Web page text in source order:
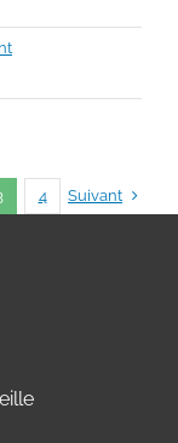
4 Suivant